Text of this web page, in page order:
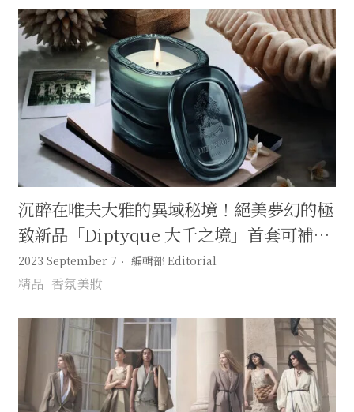
沉醉在唯夫大雅的異域秘境！絕美夢幻的極
致新品「Diptyque 大千之境」首套可補充
式琉璃香氛
2023 September 7 編輯部 Editorial
精品 香氛美妝